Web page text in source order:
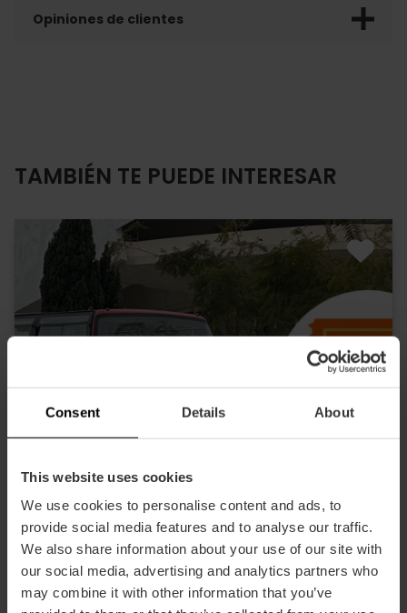
Consent Details About
This website uses cookies
We use cookies to personalise content and ads, to
provide social media features and to analyse our traffic.
We also share information about your use of our site with
our social media, advertising and analytics partners who
may combine it with other information that you’ve
Opiniones de clientes
TAMBIÉN TE PUEDE INTERESAR